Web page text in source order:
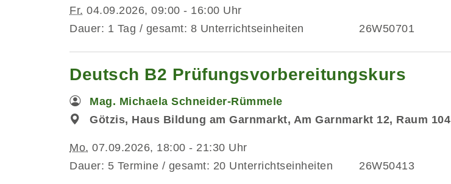
Fr. 04.09.2026, 09:00 - 16:00 Uhr
Dauer: 1 Tag / gesamt: 8 Unterrichtseinheiten
26W50701
Deutsch B2 Prüfungsvorbereitungskurs
Mag. Michaela Schneider-Rümmele
Götzis, Haus Bildung am Garnmarkt, Am Garnmarkt 12, Raum 104
Mo. 07.09.2026, 18:00 - 21:30 Uhr
Dauer: 5 Termine / gesamt: 20 Unterrichtseinheiten
26W50413